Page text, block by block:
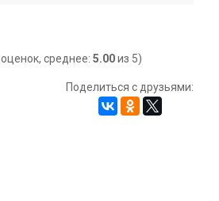
оценок, среднее: 5.00из 5)
Поделиться с друзьями: